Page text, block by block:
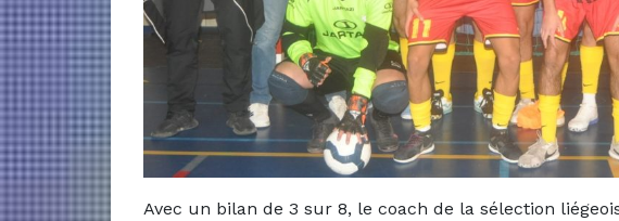
Avec un bilan de 3 sur 8, le coach de la sélection